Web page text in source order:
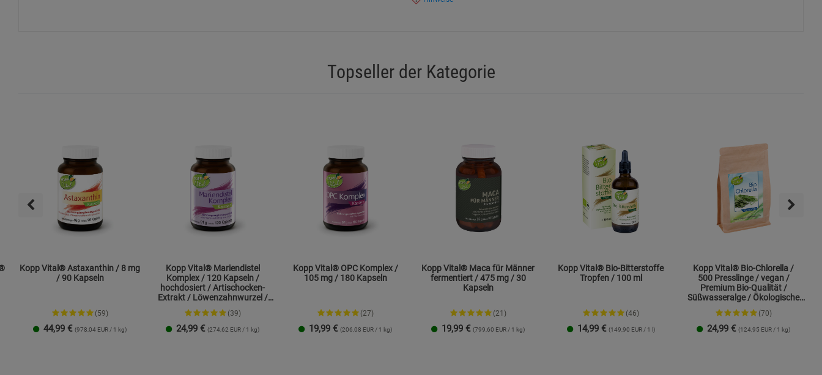
Topseller der Kategorie
Kopp Vital® Astaxanthin / 8 mg
/ 90 Kapseln
(59)
44,99 € (978,04 EUR / 1 kg)
Kopp Vital® Mariendistel
Komplex / 120 Kapseln /
hochdosiert / Artischocken-
Extrakt / Löwenzahnwurzel /
Cholin
(39)
24,99 € (274,62 EUR / 1 kg)
Kopp Vital® OPC Komplex /
105 mg / 180 Kapseln
(27)
19,99 € (206,08 EUR / 1 kg)
Kopp Vital® Maca für Männer
fermentiert / 475 mg / 30
Kapseln
(21)
19,99 € (799,60 EUR / 1 kg)
Kopp Vital® Bio-Bitterstoffe
Tropfen / 100 ml
(46)
14,99 € (149,90 EUR / 1 l)
Kopp Vital® Bio-Chlorella /
500 Presslinge / vegan /
Premium Bio-Qualität /
Süßwasseralge / Ökologische
Aquakultur
(70)
24,99 € (124,95 EUR / 1 kg)
Datenschutzerklärung